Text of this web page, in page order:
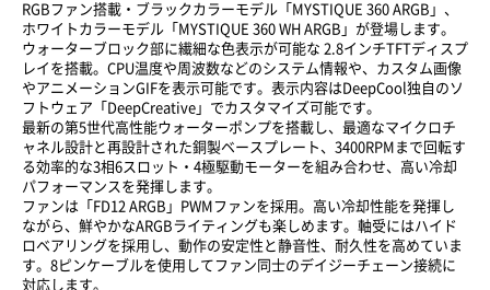
RGBファン搭載・ブラックカラーモデル「MYSTIQUE 360 ARGB」、
ホワイトカラーモデル「 MYSTIQUE 360 WH ARGB 」が登場します。
ウォーターブロック部に繊細な色表示が可能な 2.8インチTFTディスプ
レイを搭載。CPU温度や周波数などのシステム情報や、カスタム画像
やアニメーションGIFを表示可能です。表示内容はDeepCool独自のソ
フトウェア「DeepCreative」でカスタマイズ可能です。
最新の第5世代高性能ウォーターポンプを搭載し、最適なマイクロチ
ャネル設計と再設計された銅製ベースプレート、3400RPMまで回転す
る効率的な3相6スロット・4極駆動モーターを組み合わせ、高い冷却
パフォーマンスを発揮します。
ファンは「FD12 ARGB」PWMファンを採用。高い冷却性能を発揮し
ながら、鮮やかなARGBライティングも楽しめます。軸受にはハイド
ロベアリングを採用し、動作の安定性と静音性、耐久性を高めていま
す。8ピンケーブルを使用してファン同士のデイジーチェーン接続に
対応します。